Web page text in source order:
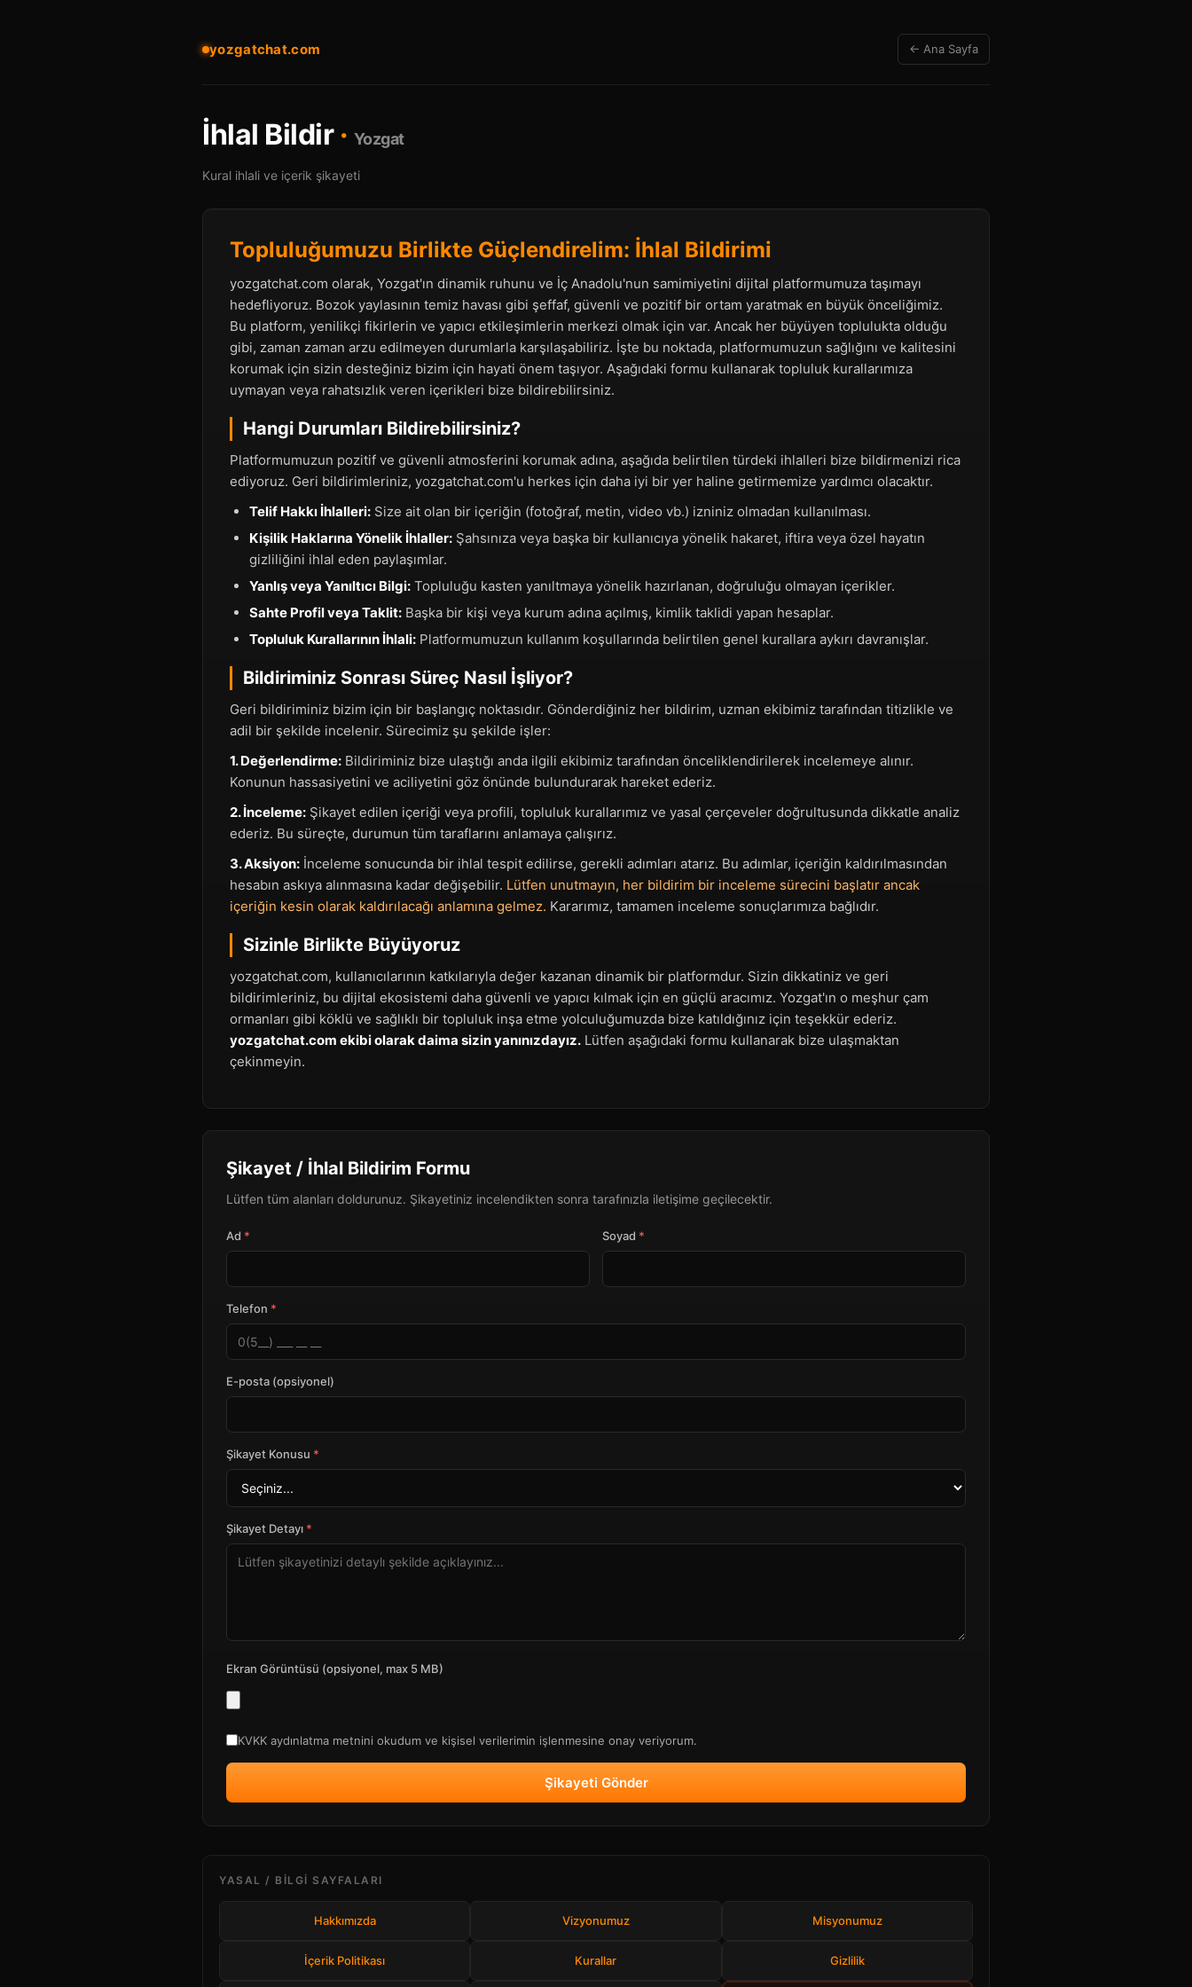
yozgatchat.com ← Ana Sayfa
İhlal Bildir · Yozgat
Kural ihlali ve içerik şikayeti
Topluluğumuzu Birlikte Güçlendirelim: İhlal Bildirimi
yozgatchat.com olarak, Yozgat'ın dinamik ruhunu ve İç Anadolu'nun samimiyetini dijital platformumuza taşımayı
hedefliyoruz. Bozok yaylasının temiz havası gibi şeffaf, güvenli ve pozitif bir ortam yaratmak en büyük önceliğimiz.
Bu platform, yenilikçi fikirlerin ve yapıcı etkileşimlerin merkezi olmak için var. Ancak her büyüyen toplulukta olduğu
gibi, zaman zaman arzu edilmeyen durumlarla karşılaşabiliriz. İşte bu noktada, platformumuzun sağlığını ve kalitesini
korumak için sizin desteğiniz bizim için hayati önem taşıyor. Aşağıdaki formu kullanarak topluluk kurallarımıza
uymayan veya rahatsızlık veren içerikleri bize bildirebilirsiniz.
Hangi Durumları Bildirebilirsiniz?
Platformumuzun pozitif ve güvenli atmosferini korumak adına, aşağıda belirtilen türdeki ihlalleri bize bildirmenizi rica
ediyoruz. Geri bildirimleriniz, yozgatchat.com'u herkes için daha iyi bir yer haline getirmemize yardımcı olacaktır.
Telif Hakkı İhlalleri: Size ait olan bir içeriğin (fotoğraf, metin, video vb.) izniniz olmadan kullanılması.
Kişilik Haklarına Yönelik İhlaller: Şahsınıza veya başka bir kullanıcıya yönelik hakaret, iftira veya özel hayatın
gizliliğini ihlal eden paylaşımlar.
Yanlış veya Yanıltıcı Bilgi: Topluluğu kasten yanıltmaya yönelik hazırlanan, doğruluğu olmayan içerikler.
Sahte Profil veya Taklit: Başka bir kişi veya kurum adına açılmış, kimlik taklidi yapan hesaplar.
Topluluk Kurallarının İhlali: Platformumuzun kullanım koşullarında belirtilen genel kurallara aykırı davranışlar.
Bildiriminiz Sonrası Süreç Nasıl İşliyor?
Geri bildiriminiz bizim için bir başlangıç noktasıdır. Gönderdiğiniz her bildirim, uzman ekibimiz tarafından titizlikle ve
adil bir şekilde incelenir. Sürecimiz şu şekilde işler:
1. Değerlendirme: Bildiriminiz bize ulaştığı anda ilgili ekibimiz tarafından önceliklendirilerek incelemeye alınır.
Konunun hassasiyetini ve aciliyetini göz önünde bulundurarak hareket ederiz.
2. İnceleme: Şikayet edilen içeriği veya profili, topluluk kurallarımız ve yasal çerçeveler doğrultusunda dikkatle analiz
ederiz. Bu süreçte, durumun tüm taraflarını anlamaya çalışırız.
3. Aksiyon: İnceleme sonucunda bir ihlal tespit edilirse, gerekli adımları atarız. Bu adımlar, içeriğin kaldırılmasından
hesabın askıya alınmasına kadar değişebilir. Lütfen unutmayın, her bildirim bir inceleme sürecini başlatır ancak
içeriğin kesin olarak kaldırılacağı anlamına gelmez. Kararımız, tamamen inceleme sonuçlarımıza bağlıdır.
Sizinle Birlikte Büyüyoruz
yozgatchat.com, kullanıcılarının katkılarıyla değer kazanan dinamik bir platformdur. Sizin dikkatiniz ve geri
bildirimleriniz, bu dijital ekosistemi daha güvenli ve yapıcı kılmak için en güçlü aracımız. Yozgat'ın o meşhur çam
ormanları gibi köklü ve sağlıklı bir topluluk inşa etme yolculuğumuzda bize katıldığınız için teşekkür ederiz.
yozgatchat.com ekibi olarak daima sizin yanınızdayız. Lütfen aşağıdaki formu kullanarak bize ulaşmaktan
çekinmeyin.
Şikayet / İhlal Bildirim Formu
Lütfen tüm alanları doldurunuz. Şikayetiniz incelendikten sonra tarafınızla iletişime geçilecektir.
Ad * Soyad *
Telefon *
E-posta (opsiyonel)
Şikayet Konusu *
Şikayet Detayı *
Ekran Görüntüsü (opsiyonel, max 5 MB)
KVKK aydınlatma metnini okudum ve kişisel verilerimin işlenmesine onay veriyorum.
Şikayeti Gönder
YASAL / BILGI SAYFALARI
Hakkımızda Vizyonumuz Misyonumuz
İçerik Politikası Kurallar Gizlilik